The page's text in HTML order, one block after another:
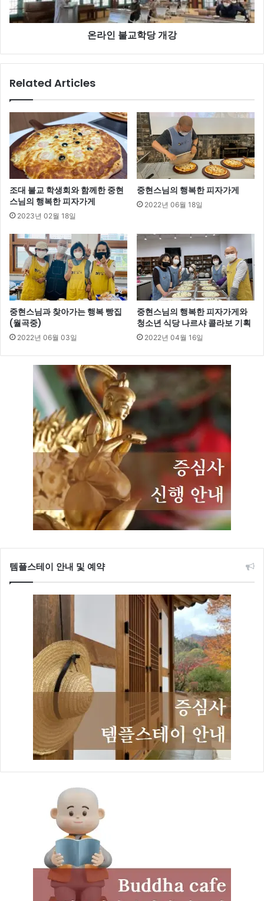
개
강
온라인 불교학당 개강
Related Articles
조대 불교 학생회와 함께한 중현
스님의 행복한 피자가게
2023년 02월 18일
중현스님의 행복한 피자가게
2022년 06월 18일
중현스님과 찾아가는 행복 빵집
(월곡중)
2022년 06월 03일
중현스님의 행복한 피자가게와
청소년 식당 나르샤 콜라보 기획
2022년 04월 16일
템플스테이 안내 및 예약